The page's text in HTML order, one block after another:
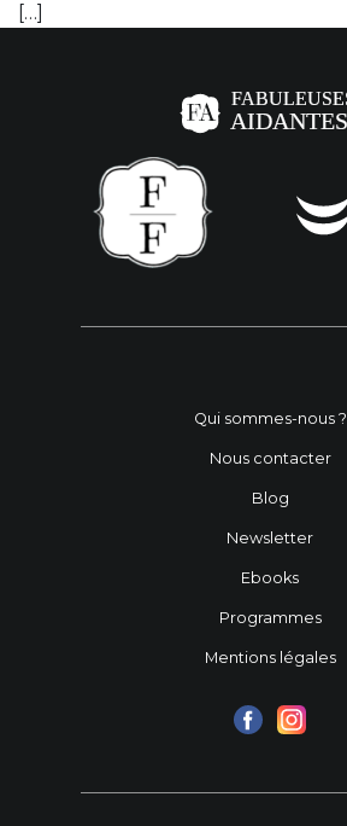
[…]
Qui sommes-nous ?
Nous contacter
Blog
Newsletter
Ebooks
Programmes
Mentions légales